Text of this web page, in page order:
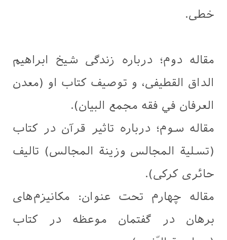
خطی.
مقاله دوم؛ درباره زندگی شيخ ابراهيم
الداق القطيفی، و توصیف کتاب او (معدن
العرفان في فقه مجمع البيان).
مقاله سوم؛ درباره تاثیر قرآن در کتاب
(تسلية المجالس وزينة المجالس) تالیف
حائری کرکی).
مقاله چهارم تحت عنوان: مکانیزم‌های
برهان در گفتمان موعظه در کتاب